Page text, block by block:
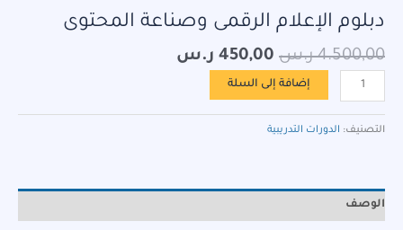
دبلوم الإعلام الرقمى وصناعة المحتوى
4.500,00 ر.س 450,00 ر.س
إضافة إلى السلة
التصنيف: الدورات التدريبية
الوصف